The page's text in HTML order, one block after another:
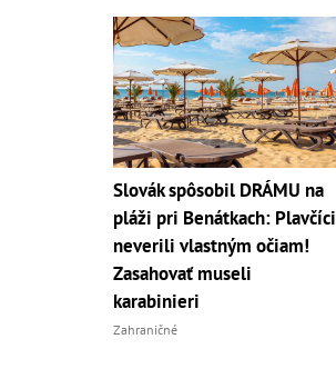
Slovák spôsobil DRÁMU na
pláži pri Benátkach: Plavčíci
neverili vlastným očiam!
Zasahovať museli
karabinieri
Zahraničné